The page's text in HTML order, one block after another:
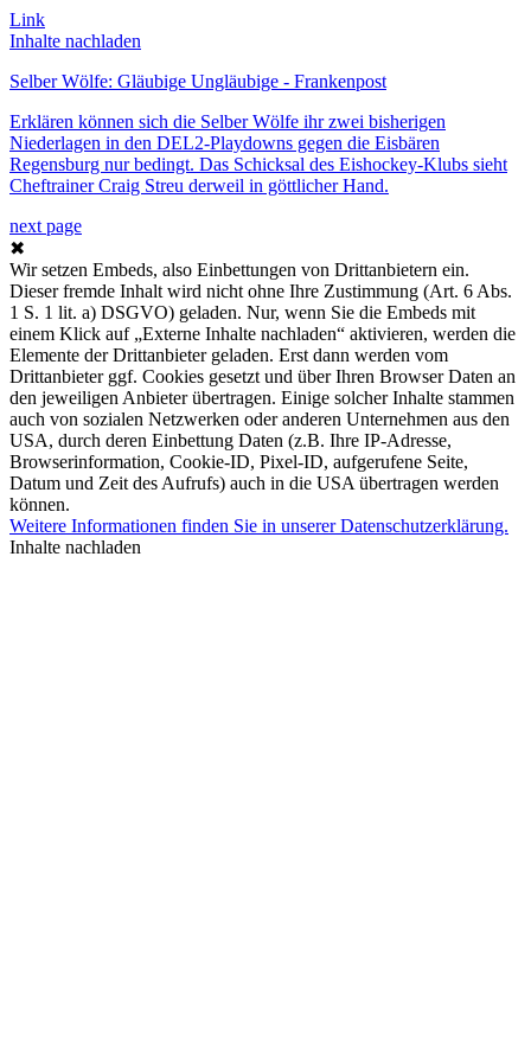
Link
Inhalte nachladen
Selber Wölfe: Gläubige Ungläubige - Frankenpost
Erklären können sich die Selber Wölfe ihr zwei bisherigen
Niederlagen in den DEL2-Playdowns gegen die Eisbären
Regensburg nur bedingt. Das Schicksal des Eishockey-Klubs sieht
Cheftrainer Craig Streu derweil in göttlicher Hand.
next page
✖
Wir setzen Embeds, also Einbettungen von Drittanbietern ein.
Dieser fremde Inhalt wird nicht ohne Ihre Zustimmung (Art. 6 Abs.
1 S. 1 lit. a) DSGVO) geladen. Nur, wenn Sie die Embeds mit
einem Klick auf „Externe Inhalte nachladen“ aktivieren, werden die
Elemente der Drittanbieter geladen. Erst dann werden vom
Drittanbieter ggf. Cookies gesetzt und über Ihren Browser Daten an
den jeweiligen Anbieter übertragen. Einige solcher Inhalte stammen
auch von sozialen Netzwerken oder anderen Unternehmen aus den
USA, durch deren Einbettung Daten (z.B. Ihre IP-Adresse,
Browserinformation, Cookie-ID, Pixel-ID, aufgerufene Seite,
Datum und Zeit des Aufrufs) auch in die USA übertragen werden
können.
Weitere Informationen finden Sie in unserer Datenschutzerklärung.
Inhalte nachladen